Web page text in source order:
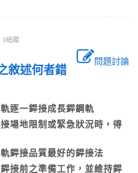
0追蹤
問題討論
敘述何者錯
逐一銲接成長銲鋼軌
場地限制或緊急狀況時，得
銲接品質最好的銲接法
接前之準備工作，並維持銲